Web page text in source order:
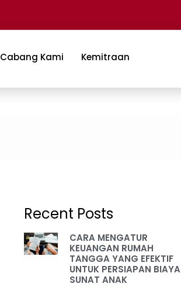
Cabang Kami Kemitraan
Recent Posts
CARA MENGATUR
KEUANGAN RUMAH
TANGGA YANG EFEKTIF
UNTUK PERSIAPAN BIAYA
SUNAT ANAK